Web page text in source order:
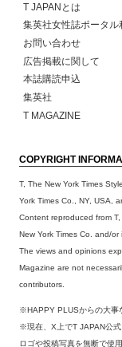
T JAPANとは
集英社女性誌ポータル
お問い合わせ
広告掲載に関して
本誌購読申込
集英社
T MAGAZINE
COPYRIGHT
T, The New York Times
York Times Co., NY, USA,
Content reproduced from
New York Times Co. and/or
The views and opinions
Magazine are not
contributors.
※HAPPY PLUSからの大事
※現在、X上でT JAPAN公式
ロゴや投稿写真を無断で使